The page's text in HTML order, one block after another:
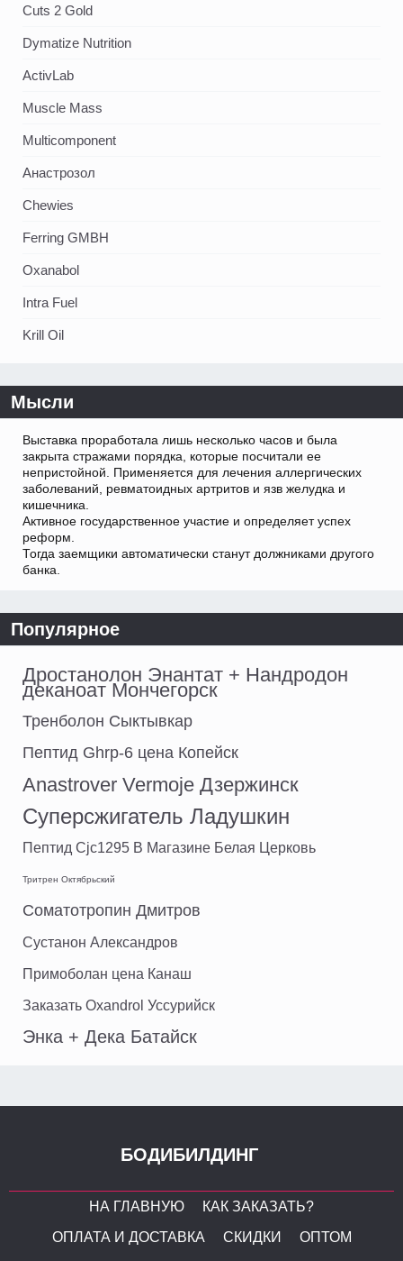
Cuts 2 Gold
Dymatize Nutrition
ActivLab
Muscle Mass
Multicomponent
Анастрозол
Chewies
Ferring GMBH
Oxanabol
Intra Fuel
Krill Oil
Мысли
Выставка проработала лишь несколько часов и была
закрыта стражами порядка, которые посчитали ее
непристойной. Применяется для лечения аллергических
заболеваний, ревматоидных артритов и язв желудка и
кишечника.
Активное государственное участие и определяет успех
реформ.
Тогда заемщики автоматически станут должниками другого
банка.
Популярное
Дростанолон Энантат + Нандродон
деканоат Мончегорск
Тренболон Сыктывкар
Пептид Ghrp-6 цена Копейск
Anastrover Vermoje Дзержинск
Суперсжигатель Ладушкин
Пептид Cjc1295 В Магазине Белая Церковь
Тритрен Октябрьский
Соматотропин Дмитров
Сустанон Александров
Примоболан цена Канаш
Заказать Oxandrol Уссурийск
Энка + Дека Батайск
БОДИБИЛДИНГ
НА ГЛАВНУЮ
КАК ЗАКАЗАТЬ?
ОПЛАТА И ДОСТАВКА
СКИДКИ
ОПТОМ